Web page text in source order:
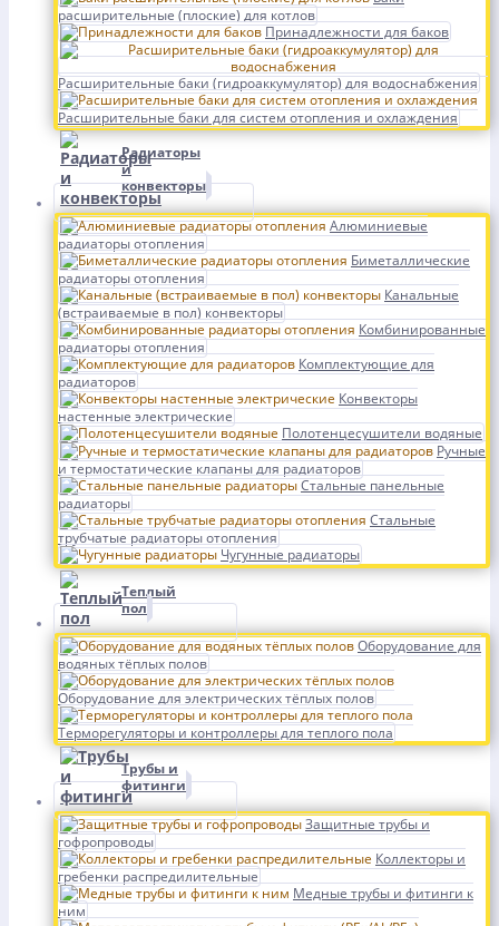
расширительные (плоские) для котлов
Принадлежности для баков
Расширительные баки (гидроаккумулятор) для водоснабжения
Расширительные баки для систем отопления и охлаждения
Радиаторы
и
конвекторы
Алюминиевые
радиаторы отопления
Биметаллические
радиаторы отопления
Канальные
(встраиваемые в пол) конвекторы
Комбинированные
радиаторы отопления
Комплектующие для
радиаторов
Конвекторы
настенные электрические
Полотенцесушители водяные
Ручные
и термостатические клапаны для радиаторов
Стальные панельные
радиаторы
Стальные
трубчатые радиаторы отопления
Чугунные радиаторы
Теплый
пол
Оборудование для
водяных тёплых полов
Оборудование для электрических тёплых полов
Терморегуляторы и контроллеры для теплого пола
Трубы и
фитинги
Защитные трубы и
гофропроводы
Коллекторы и
гребенки распредилительные
Медные трубы и фитинги к
ним